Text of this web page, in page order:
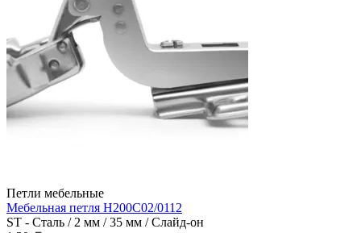
Петли мебельные
Мебельная петля H200C02/0112
ST - Сталь / 2 мм / 35 мм / Слайд-он